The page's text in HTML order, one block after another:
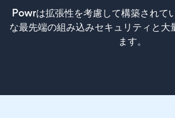
Powrは拡張性を考慮して構築されて
な最先端の組み込みセキュリティと大
ます。